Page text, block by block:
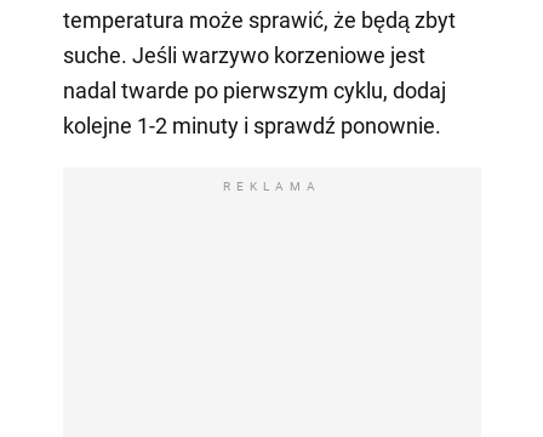
temperatura może sprawić, że będą zbyt
suche. Jeśli warzywo korzeniowe jest
nadal twarde po pierwszym cyklu, dodaj
kolejne 1-2 minuty i sprawdź ponownie.
REKLAMA